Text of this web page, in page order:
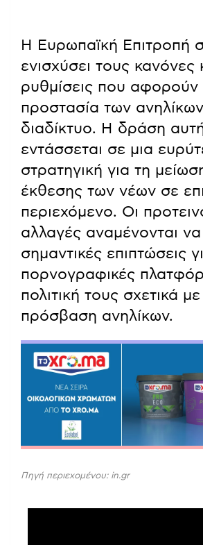
Η Ευρωπαϊκή Επιτροπή
ενισχύσει τους κανόνες
ρυθμίσεις που αφορούν
προστασία των
διαδίκτυο. Η δράση
εντάσσεται σε μια
στρατηγική για τη
έκθεσης των νέων σε
περιεχόμενο. Οι
αλλαγές αναμένονται
σημαντικές επιπτώσεις
πορνογραφικές
πολιτική τους σχετικά
πρόσβαση ανηλίκων.
Πηγή περιεχομένου: in.gr